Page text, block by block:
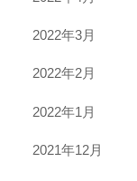
2022年3月
2022年2月
2022年1月
2021年12月